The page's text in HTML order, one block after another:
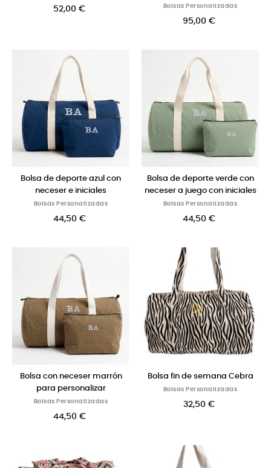
52,00 € Bolsas Personalizadas
95,00 €
Bolsa de deporte azul con
neceser e iniciales
Bolsas Personalizadas
44,50 €
Bolsa de deporte verde con
neceser a juego con iniciales
Bolsas Personalizadas
44,50 €
Bolsa con neceser marrón
para personalizar
Bolsas Personalizadas
44,50 €
Bolsa fin de semana Cebra
Bolsas Personalizadas
32,50 €